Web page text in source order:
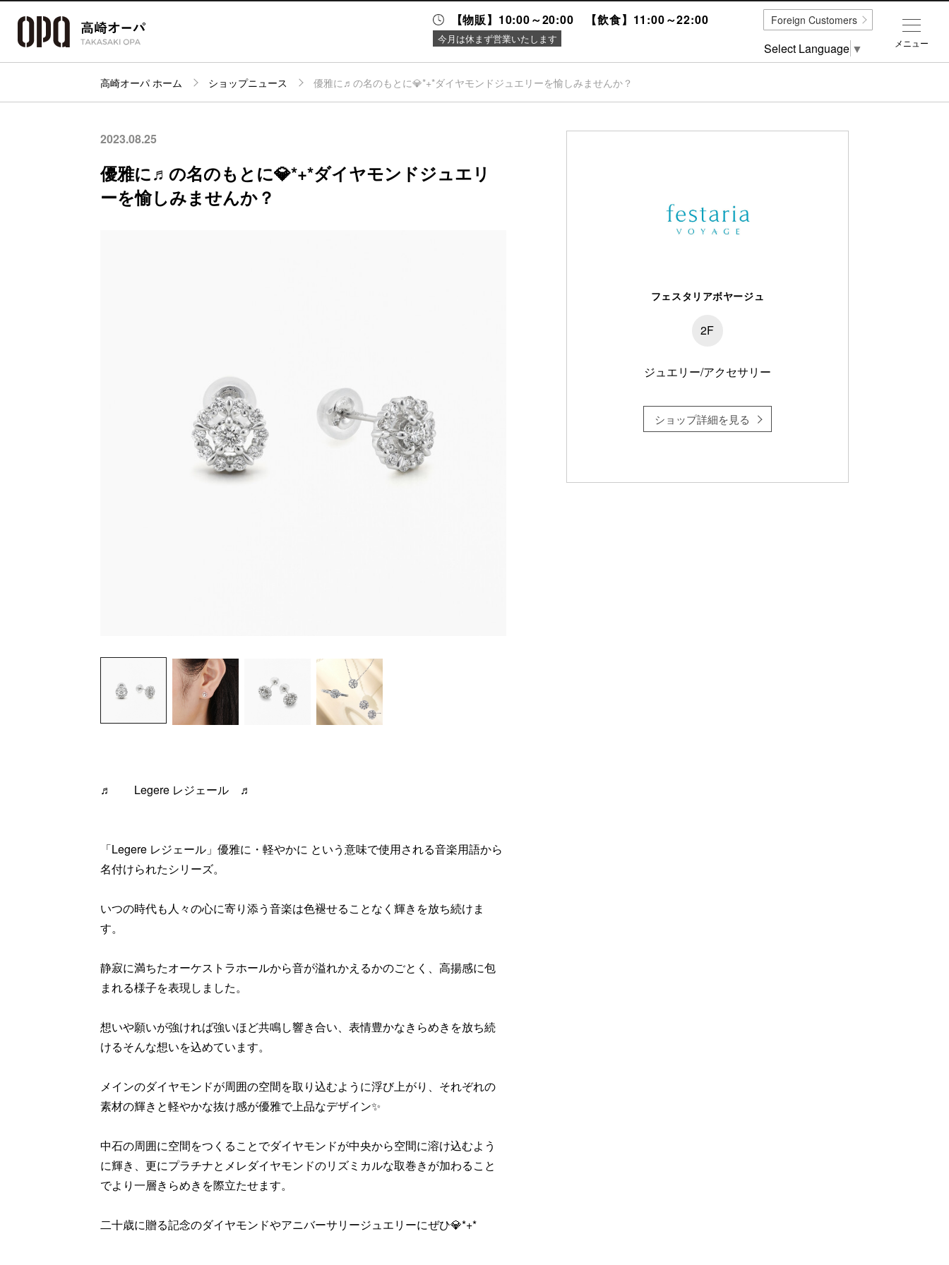
【物販】10:00～20:00 【飲食】11:00～22:00
今月は休まず営業いたします
パーキング
ニュース＆
イベント
高崎オーパ ホーム ショップニュース 優雅に♬の名のもとに💎*+*ダイヤモンドジュエリーを愉しみませんか？
2023.08.25
優雅に♬の名のもとに💎*+*ダイヤモンドジュエリ
ーを愉しみませんか？
♬ Legere レジェール ♬
「Legere レジェール」優雅に・軽やかに という意味で使用される音楽用語から
名付けられたシリーズ。
いつの時代も人々の心に寄り添う音楽は色褪せることなく輝きを放ち続けま
す。
静寂に満ちたオーケストラホールから音が溢れかえるかのごとく、高揚感に包
まれる様子を表現しました。
想いや願いが強ければ強いほど共鳴し響き合い、表情豊かなきらめきを放ち続
けるそんな想いを込めています。
メインのダイヤモンドが周囲の空間を取り込むように浮び上がり、それぞれの
素材の輝きと軽やかな抜け感が優雅で上品なデザイン✨
中石の周囲に空間をつくることでダイヤモンドが中央から空間に溶け込むよう
に輝き、更にプラチナとメレダイヤモンドのリズミカルな取巻きが加わること
でより一層きらめきを際立たせます。
二十歳に贈る記念のダイヤモンドやアニバーサリージュエリーにぜひ💎*+*
フェスタリアボヤージュ
2F
ジュエリー/アクセサリー
ショップ詳細を見る
メニュー
Foreign Customers
Select Language ▼